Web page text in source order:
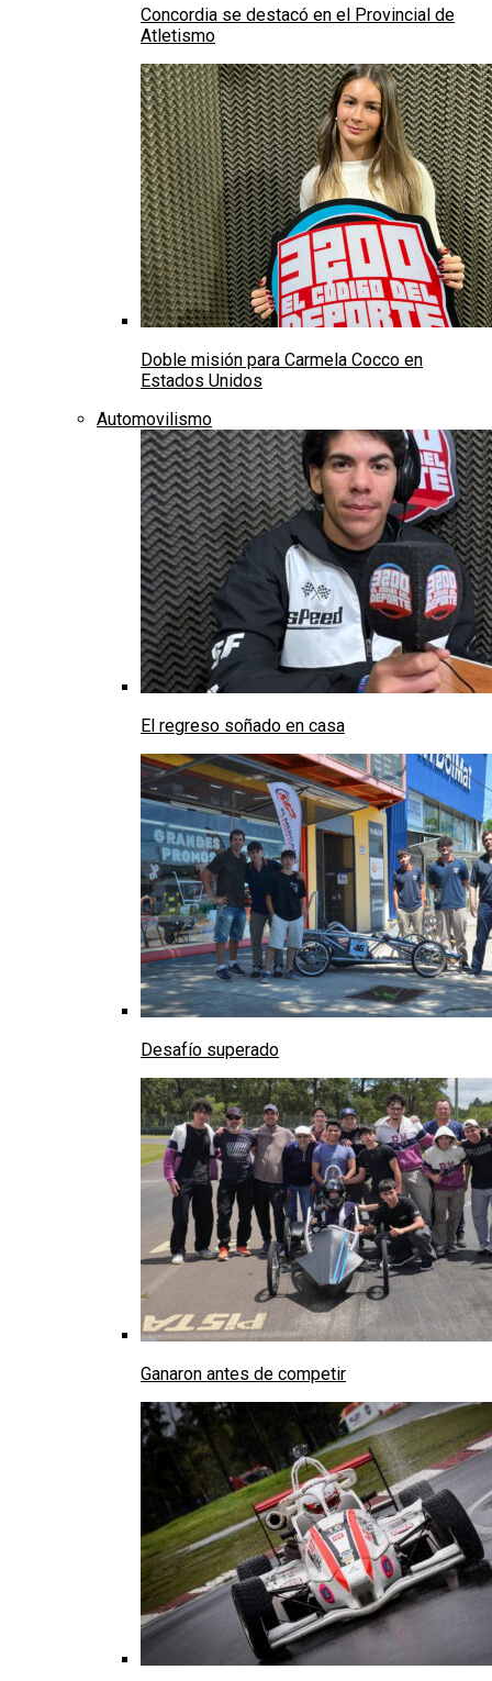
Concordia se destacó en el Provincial de
Atletismo
Doble misión para Carmela Cocco en
Estados Unidos
Automovilismo
El regreso soñado en casa
Desafío superado
Ganaron antes de competir